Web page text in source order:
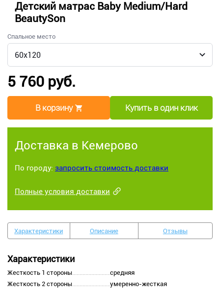
Детский матрас Baby Medium/Hard
BeautySon
Спальное место
5 760 руб.
В корзину Купить в один клик
Доставка в Кемерово
По городу: запросить стоимость доставки
Полные условия доставки
Характеристики Описание Отзывы
Характеристики
Жесткость 1 стороны
средняя
Жесткость 2 стороны
умеренно-жесткая